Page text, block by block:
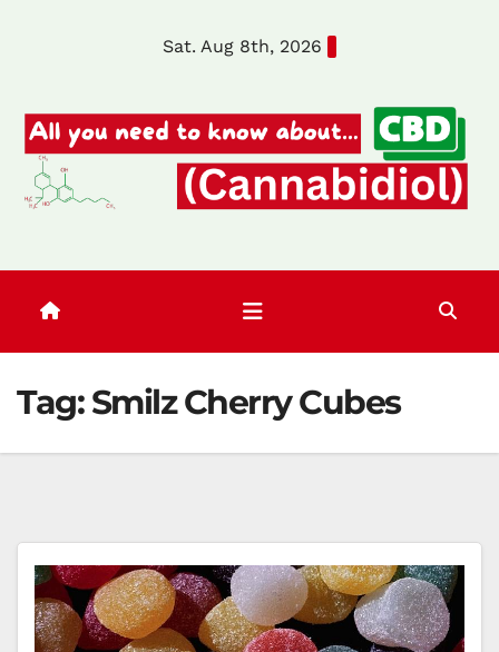
Sat. Aug 8th, 2026
Tag:Smilz Cherry Cubes